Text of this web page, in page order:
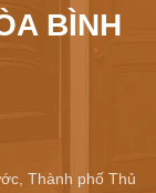
BÌNH
Thành phố Thủ